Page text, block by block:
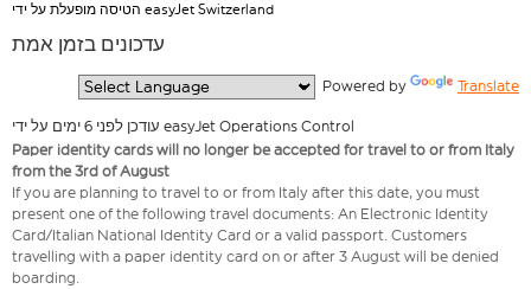
הטיסה מופעלת על ידי easyJet Switzerland
עדכונים בזמן אמת
Powered by Translate
עודכן לפני 6 ימים על ידי easyJet Operations Control
Paper identity cards will no longer be accepted for travel to or from Italy
from the 3rd of August
If you are planning to travel to or from Italy after this date, you must
present one of the following travel documents: An Electronic Identity
Card/Italian National Identity Card or a valid passport. Customers
travelling with a paper identity card on or after 3 August will be denied
boarding.